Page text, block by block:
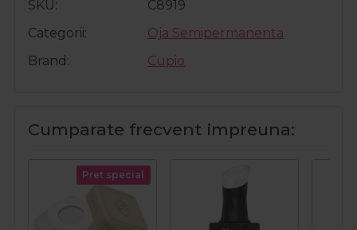
SKU
C8919
Categorii
Oja Semipermanenta
Brand
Cupio
Cumparate frecvent impreuna:
Pret special